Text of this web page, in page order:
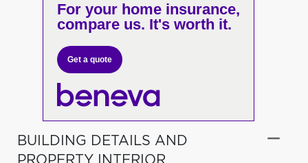
For your home insurance,
compare us. It's worth it.
Get a quote
BUILDING DETAILS AND
PROPERTY INTERIOR